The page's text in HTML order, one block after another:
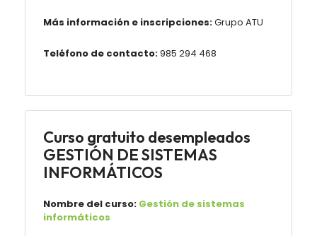
Más información e inscripciones:Grupo ATU
Teléfono de contacto:985 294 468
Curso gratuito desempleados
GESTIÓN DE SISTEMAS
INFORMÁTICOS
Nombre del curso: Gestión de sistemas
informáticos